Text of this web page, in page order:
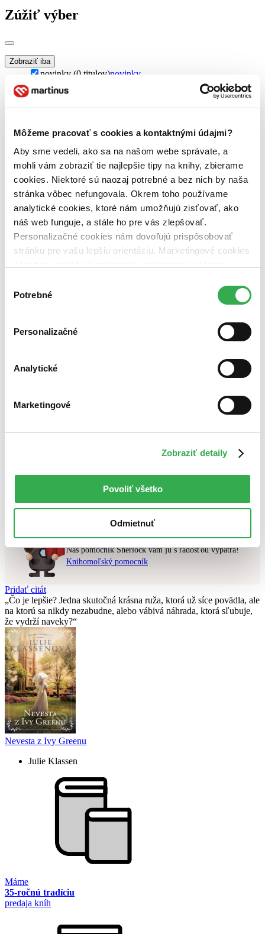
Môžeme pracovať s cookies a kontaktnými údajmi?
Aby sme vedeli, ako sa na našom webe správate, a
mohli vám zobraziť tie najlepšie tipy na knihy, zbierame
cookies. Niektoré sú naozaj potrebné a bez nich by naša
stránka vôbec nefungovala. Okrem toho používame
analytické cookies, ktoré nám umožňujú zisťovať, ako
náš web funguje, a stále ho pre vás zlepšovať.
Personalizačné cookies nám dovoľujú prispôsobovať
stránku pre vašu lepšiu orientáciu. Marketingové cookies
nám pomohlo, keby sme mohli používať všetky tieto
súhlasu
Potrebné
Personalizačné
Analytické
Marketingové
Zobraziť detaily
Povoliť všetko
Odmietnuť
Zúžiť výber
Zobraziť iba
novinky (0 titulov)novinky
zľavnené tituly (0 titulov)
Dostupnosť
predpredaj (0 titulov)predpredaj
dostupná (bez vypredaných) (0 titulov)dostupná (bez
vypredaných)
nová (0 titulov)nová
čítaná (0 titulov)čítaná
čítaná - výborný stav (0 titulov)čítaná - výborný stav
čítaná - mierne opotrebovaná (0 titulov)čítaná - mierne
opotrebovaná
čítané verzie vypredaných kníh (0 titulov)čítané verzie
vypredaných kníh
Bestsellery
Najdrahšie
Najlacnejšie
V slovenskom jazykunajnovšie
vyhovujúci zadaným podmienkam.
Chcete poradiť knihu?
Náš pomocník Sherlock vám ju s radosťou vypátra!
Knihomoľský pomocník
Pridať citát
Čo je lepšie? Jedna skutočná krásna ruža, ktorá už síce povädla, ale
na ktorú sa nikdy nezabudne, alebo vábivá náhrada, ktorá sľubuje,
že vydrží naveky?
Nevesta z Ivy Greenu
Julie Klassen
Máme
35-ročnú tradíciu
predaja kníh